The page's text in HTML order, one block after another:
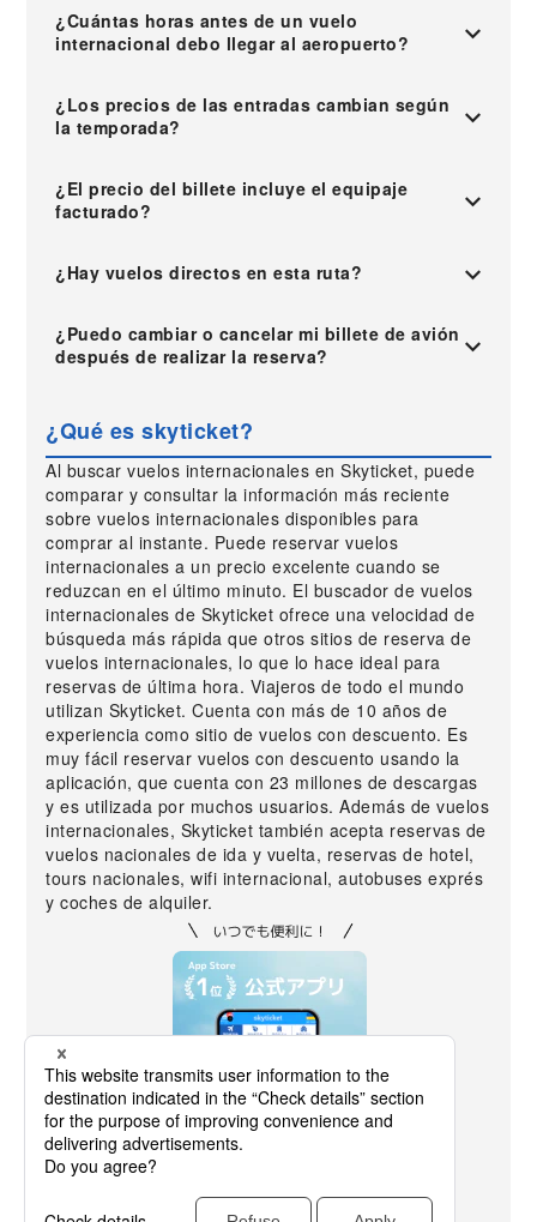
¿Cuántas horas antes de un vuelo
internacional debo llegar al aeropuerto?
¿Los precios de las entradas cambian según
la temporada?
¿El precio del billete incluye el equipaje
facturado?
¿Hay vuelos directos en esta ruta?
¿Puedo cambiar o cancelar mi billete de avión
después de realizar la reserva?
¿Qué es skyticket?
Al buscar vuelos internacionales en Skyticket, puede
comparar y consultar la información más reciente
sobre vuelos internacionales disponibles para
comprar al instante. Puede reservar vuelos
internacionales a un precio excelente cuando se
reduzcan en el último minuto. El buscador de vuelos
internacionales de Skyticket ofrece una velocidad de
búsqueda más rápida que otros sitios de reserva de
vuelos internacionales, lo que lo hace ideal para
reservas de última hora. Viajeros de todo el mundo
utilizan Skyticket. Cuenta con más de 10 años de
experiencia como sitio de vuelos con descuento. Es
muy fácil reservar vuelos con descuento usando la
aplicación, que cuenta con 23 millones de descargas
y es utilizada por muchos usuarios. Además de vuelos
internacionales, Skyticket también acepta reservas de
vuelos nacionales de ida y vuelta, reservas de hotel,
tours nacionales, wifi internacional, autobuses exprés
y coches de alquiler.